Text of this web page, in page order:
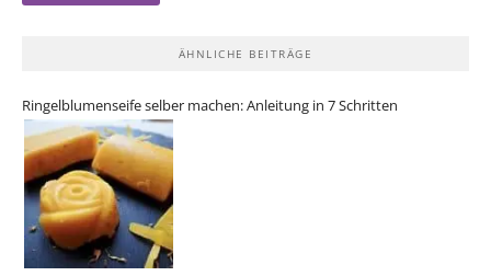
ÄHNLICHE BEITRÄGE
Ringelblumenseife selber machen: Anleitung in 7 Schritten